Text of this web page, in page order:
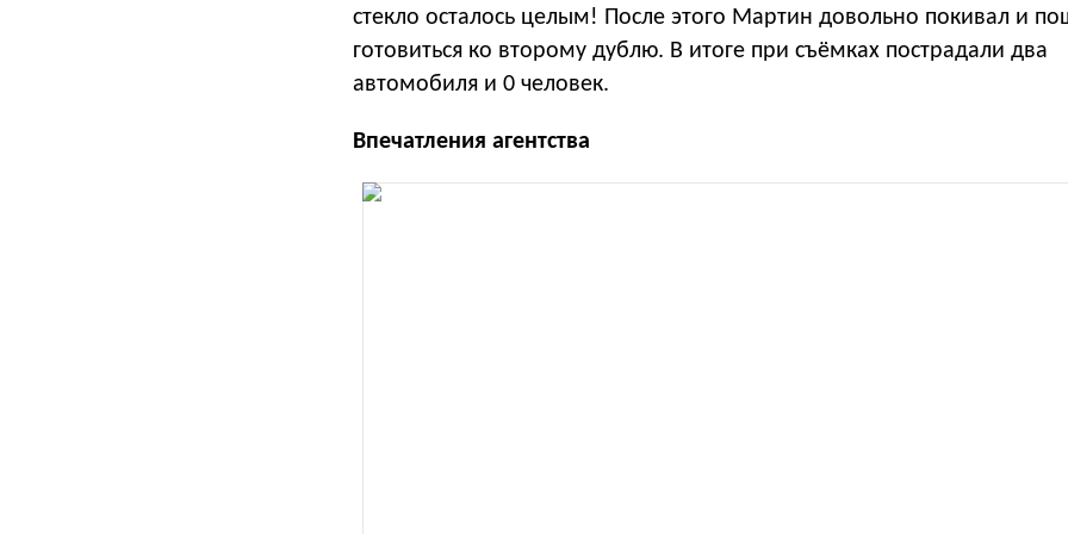
стекло осталось целым! После этого Мартин довольно покивал и
готовиться ко второму дублю. В итоге при съёмках пострадали два
автомобиля и 0 человек.
Впечатления агентства